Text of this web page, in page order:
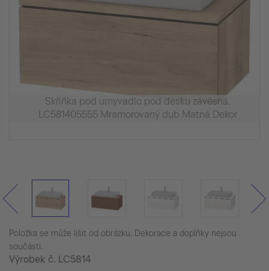
Skříňka pod umyvadlo pod desku závěsná,
LC581405555 Mramorovaný dub Matná Dekor
Položka se může lišit od obrázku. Dekorace a doplňky nejsou
součástí.
Výrobek č. LC5814